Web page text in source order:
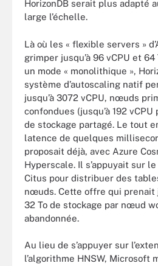
HorizonDB serait plus adapté
large l’échelle.
Là où les « flexible servers »
grimper jusqu’à 96 vCPU et
un mode « monolithique »,
système d’autoscaling natif
jusqu’à 3072 vCPU, nœuds
confondues (jusqu’à 192
de stockage partagé. Le tout
latence de quelques
proposait déjà, avec Azure
Hyperscale. Il s’appuyait sur
Citus pour distribuer des
nœuds. Cette offre qui prenait
32 To de stockage par nœud
abandonnée.
Au lieu de s’appuyer sur
l’algorithme HNSW, Microsoft